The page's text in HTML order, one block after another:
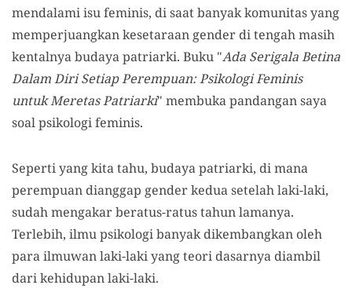
mendalami isu feminis, di saat banyak komunitas yang
memperjuangkan kesetaraan gender di tengah masih
kentalnya budaya patriarki. Buku "Ada Serigala Betina
Dalam Diri Setiap Perempuan: Psikologi Feminis
untuk Meretas Patriarki" membuka pandangan saya
soal psikologi feminis.
Seperti yang kita tahu, budaya patriarki, di mana
perempuan dianggap gender kedua setelah laki-laki,
sudah mengakar beratus-ratus tahun lamanya.
Terlebih, ilmu psikologi banyak dikembangkan oleh
para ilmuwan laki-laki yang teori dasarnya diambil
dari kehidupan laki-laki.